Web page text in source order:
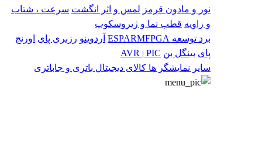
نور و مادون قرمز لمس و اثر انگشت سرعت ، شتاب
و زاویه قطب نما و ژیروسکوپ
برد توسعه
ESPARMFPGA آردوینو رزبری پای اورنج
پای بینگل بن AVR | PIC
سایر نمایشگر ها کالای دیجیتال باتری و جاباتری